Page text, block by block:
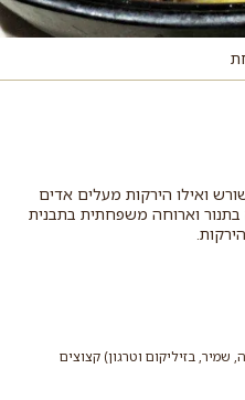
ואילו הירקות מעלים אדים
וארוחה משפחתית בתבנית